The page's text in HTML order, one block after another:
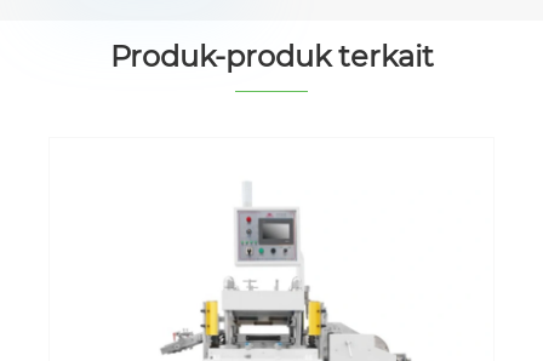
Produk-produk terkait